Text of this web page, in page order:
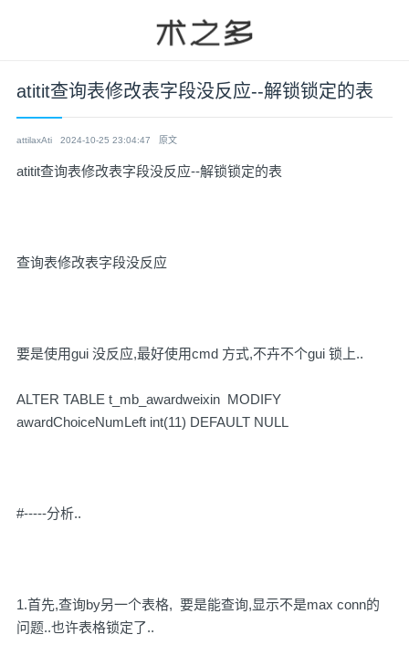
atitit查询表修改表字段没反应--解锁锁定的表
attilaxAti 2024-10-25 23:04:47 原文
atitit查询表修改表字段没反应--解锁锁定的表
查询表修改表字段没反应
要是使用gui 没反应,最好使用cmd 方式,不卉不个gui 锁上..
ALTER TABLE t_mb_awardweixin MODIFY
awardChoiceNumLeft int(11) DEFAULT NULL
#-----分析..
1.首先,查询by另一个表格, 要是能查询,显示不是max conn的
问题..也许表格锁定了..